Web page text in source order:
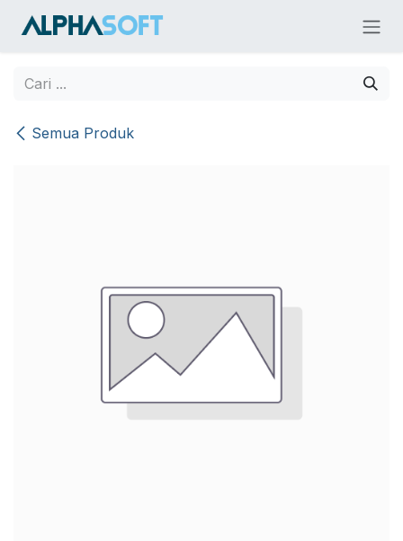
Semua Produk